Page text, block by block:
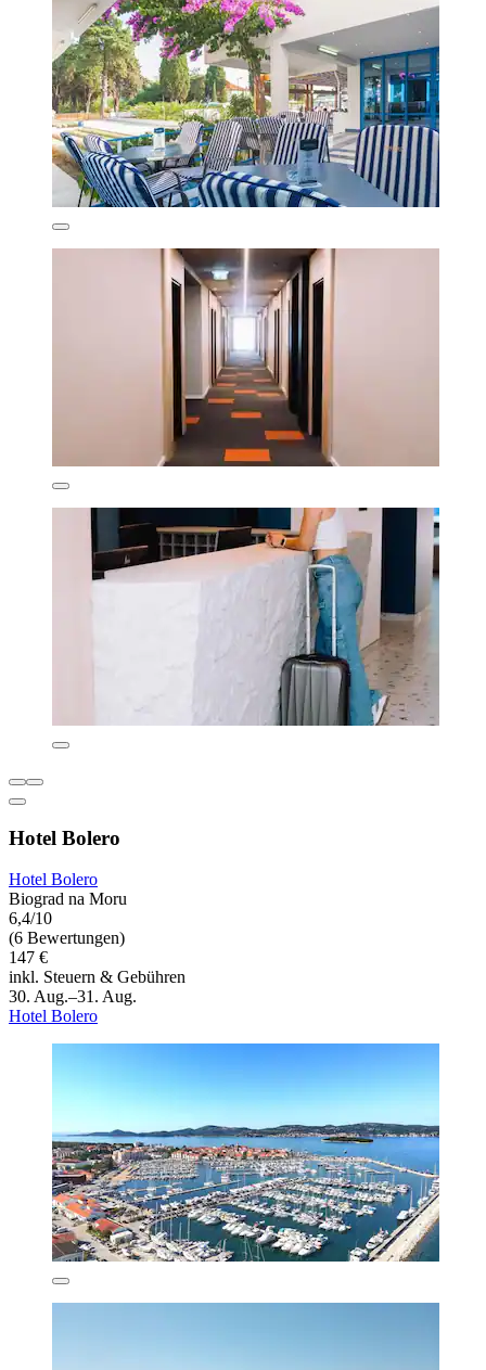
Hotel Bolero
Hotel Bolero
Biograd na Moru
6,4/10
(6 Bewertungen)
147 €
inkl. Steuern & Gebühren
30. Aug.–31. Aug.
Hotel Bolero